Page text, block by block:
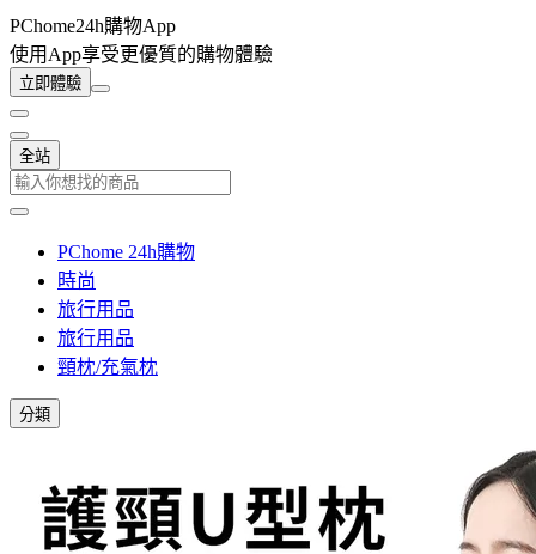
PChome24h購物App
使用App享受更優質的購物體驗
立即體驗
全站
PChome 24h購物
時尚
旅行用品
旅行用品
頸枕/充氣枕
分類